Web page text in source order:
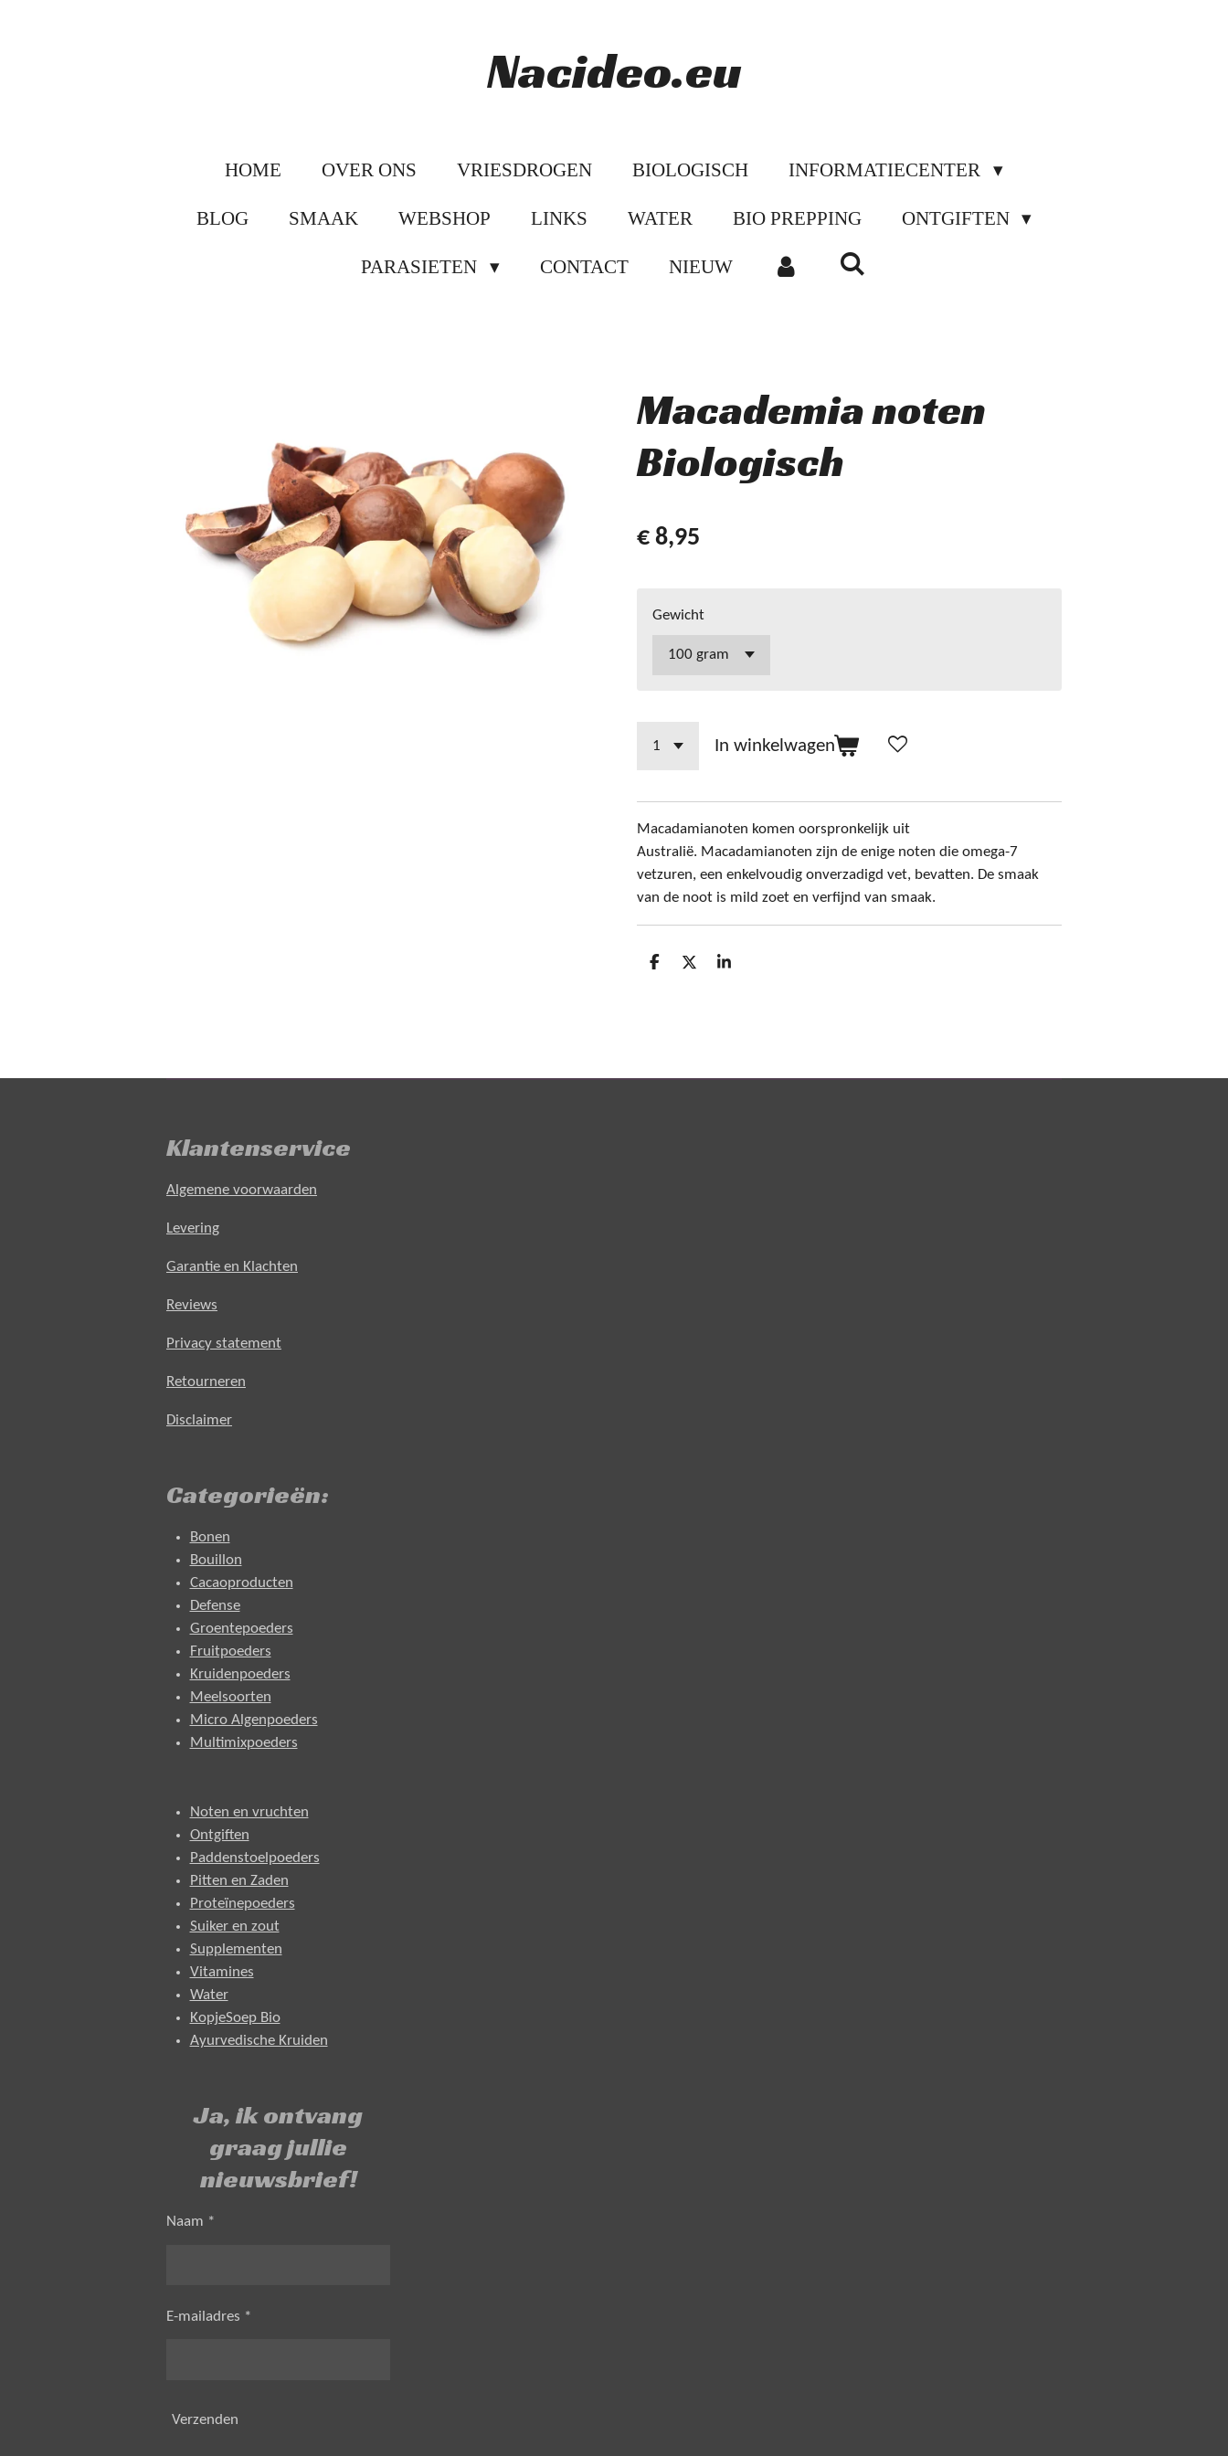
Nacideo.eu
HOME OVER ONS VRIESDROGEN BIOLOGISCH INFORMATIECENTER
BLOG SMAAK WEBSHOP LINKS WATER BIO PREPPING ONTGIFTEN
PARASIETEN CONTACT NIEUW
Macademia noten
Biologisch
€ 8,95
Gewicht
In winkelwagen
Macadamianoten komen oorspronkelijk uit
Australië. Macadamianoten zijn de enige noten die omega-7
vetzuren, een enkelvoudig onverzadigd vet, bevatten. De smaak
van de noot is mild zoet en verfijnd van smaak.
D
D
S
Klantenservice
Algemene voorwaarden
Levering
Garantie en Klachten
Reviews
Privacy statement
Retourneren
Disclaimer
Categorieën:
Bonen
Bouillon
Cacaoproducten
Defense
Groentepoeders
Fruitpoeders
Kruidenpoeders
Meelsoorten
Micro Algenpoeders
Multimixpoeders
Noten en vruchten
Ontgiften
Paddenstoelpoeders
Pitten en Zaden
Proteïnepoeders
Suiker en zout
Supplementen
Vitamines
Water
KopjeSoep Bio
Ayurvedische Kruiden
Ja, ik ontvang
graag jullie
nieuwsbrief!
Naam *
E-mailadres *
Verzenden